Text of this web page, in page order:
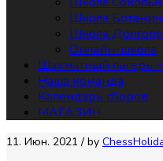
Школа
Школа
Онлайн-школа
Шахматный лагерь
Наша команда
Календарь сборов
МАГАЗИН
11. Июн. 2021 / by